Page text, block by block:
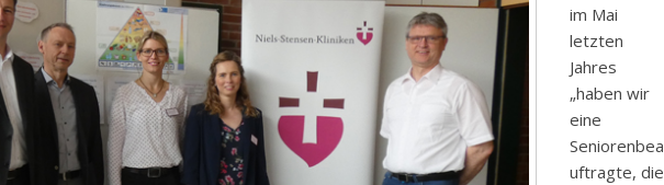
im Mai
letzten
Jahres
„haben wir
eine
Seniorenbea
uftragte, die